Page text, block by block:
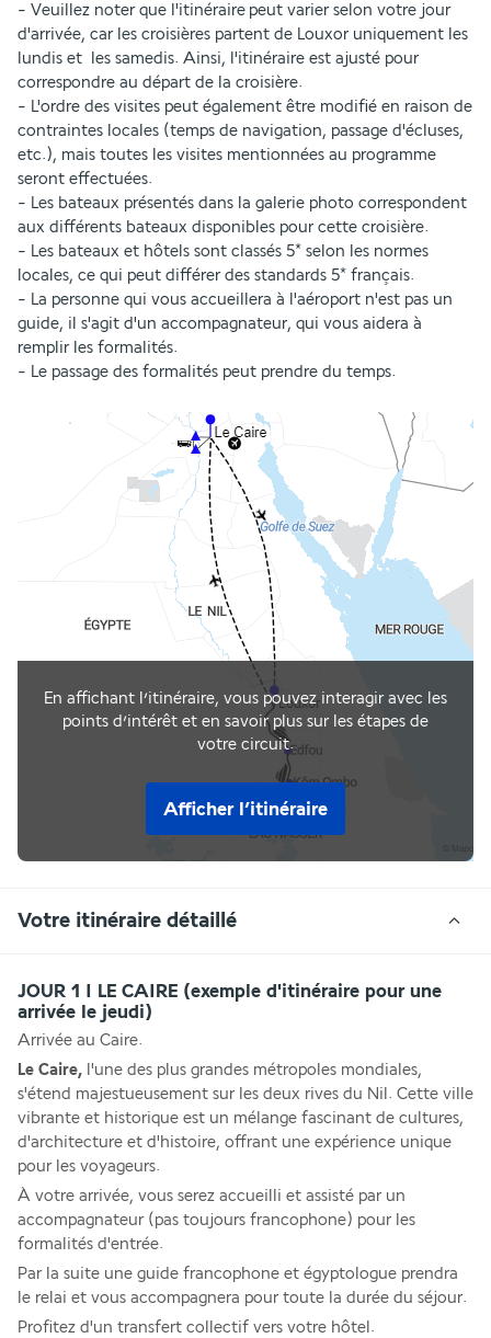
- Veuillez noter que l'itinéraire peut varier selon votre jour
d'arrivée, car les croisières partent de Louxor uniquement les
lundis et  les samedis. Ainsi, l'itinéraire est ajusté pour
correspondre au départ de la croisière.
- L'ordre des visites peut également être modifié en raison de
contraintes locales (temps de navigation, passage d'écluses,
etc.), mais toutes les visites mentionnées au programme
seront effectuées.
- Les bateaux présentés dans la galerie photo correspondent
aux différents bateaux disponibles pour cette croisière.
- Les bateaux et hôtels sont classés 5* selon les normes
locales, ce qui peut différer des standards 5* français.
- La personne qui vous accueillera à l'aéroport n'est pas un
guide, il s'agit d'un accompagnateur, qui vous aidera à
remplir les formalités.
- Le passage des formalités peut prendre du temps.
En affichant l’itinéraire, vous pouvez interagir avec les
points d’intérêt et en savoir plus sur les étapes de
votre circuit.
Afficher l’itinéraire
Votre itinéraire détaillé
JOUR 1 I LE CAIRE (exemple d'itinéraire pour une
arrivée le jeudi)
Arrivée au Caire.
Le Caire, l'une des plus grandes métropoles mondiales,
s'étend majestueusement sur les deux rives du Nil. Cette ville
vibrante et historique est un mélange fascinant de cultures,
d'architecture et d'histoire, offrant une expérience unique
pour les voyageurs.
À votre arrivée, vous serez accueilli et assisté par un
accompagnateur (pas toujours francophone) pour les
formalités d'entrée.
Par la suite une guide francophone et égyptologue prendra
le relai et vous accompagnera pour toute la durée du séjour.
Profitez d'un transfert collectif vers votre hôtel.